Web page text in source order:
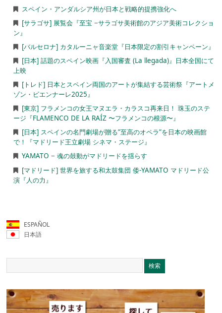
スペイン・アンダルシア州が日本と戦略的提携強化へ
[サラゴサ] 展覧会『至宝 −サラゴサ美術館のアジア美術コレクショ
ン』
[バルセロナ] カタルーニャ音楽堂『日本限定の割引キャンペーン』
[日本] 話題のスペイン映画『入国審査 (La llegada)』日本全国にて
上映
[トレド] 日本とスペイン両国のアートが集結する芸術祭『アートメ
ゾン・ビエンナーレ2025』
[東京] フラメンコの女王マヌエラ・カラスコ再来日！ 珠玉のステ
ージ『FLAMENCO DE LA RAÍZ 〜フラメンコの根源〜』
[日本] スペインの名門劇場が贈る”至高のオペラ”を日本の映画館
で！『マドリード王立劇場 シネマ・ステージ』
YAMATO − 魂の鼓動がマドリードを揺らす
[マドリード] 世界を旅する和太鼓集団 倭-YAMATO マドリード公
演『人の力』
ESPAÑOL
日本語